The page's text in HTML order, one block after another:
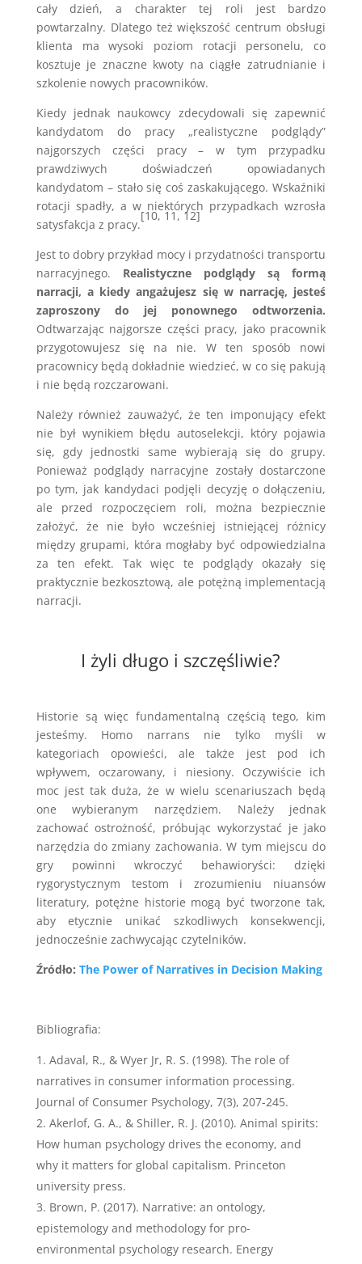
cały dzień, a charakter tej roli jest bardzo
powtarzalny. Dlatego też większość centrum obsługi
klienta ma wysoki poziom rotacji personelu, co
kosztuje je znaczne kwoty na ciągłe zatrudnianie i
szkolenie nowych pracowników.
Kiedy jednak naukowcy zdecydowali się zapewnić
kandydatom do pracy „realistyczne podglądy”
najgorszych części pracy – w tym przypadku
prawdziwych doświadczeń opowiadanych
kandydatom – stało się coś zaskakującego. Wskaźniki
rotacji spadły, a w niektórych przypadkach wzrosła
satysfakcja z pracy.
[10, 11, 12]
Jest to dobry przykład mocy i przydatności transportu
narracyjnego. Realistyczne podglądy są formą
narracji, a kiedy angażujesz się w narrację, jesteś
zaproszony do jej ponownego odtworzenia.
Odtwarzając najgorsze części pracy, jako pracownik
przygotowujesz się na nie. W ten sposób nowi
pracownicy będą dokładnie wiedzieć, w co się pakują
i nie będą rozczarowani.
Należy również zauważyć, że ten imponujący efekt
nie był wynikiem błędu autoselekcji, który pojawia
się, gdy jednostki same wybierają się do grupy.
Ponieważ podglądy narracyjne zostały dostarczone
po tym, jak kandydaci podjęli decyzję o dołączeniu,
ale przed rozpoczęciem roli, można bezpiecznie
założyć, że nie było wcześniej istniejącej różnicy
między grupami, która mogłaby być odpowiedzialna
za ten efekt. Tak więc te podglądy okazały się
praktycznie bezkosztową, ale potężną implementacją
narracji.
I żyli długo i szczęśliwie?
Historie są więc fundamentalną częścią tego, kim
jesteśmy. Homo narrans nie tylko myśli w
kategoriach opowieści, ale także jest pod ich
wpływem, oczarowany, i niesiony. Oczywiście ich
moc jest tak duża, że w wielu scenariuszach będą
one wybieranym narzędziem. Należy jednak
zachować ostrożność, próbując wykorzystać je jako
narzędzia do zmiany zachowania. W tym miejscu do
gry powinni wkroczyć behawioryści: dzięki
rygorystycznym testom i zrozumieniu niuansów
literatury, potężne historie mogą być tworzone tak,
aby etycznie unikać szkodliwych konsekwencji,
jednocześnie zachwycając czytelników.
Źródło: The Power of Narratives in Decision Making
Bibliografia:
Adaval, R., & Wyer Jr, R. S. (1998). The role of
narratives in consumer information processing.
Journal of Consumer Psychology, 7(3), 207-245.
Akerlof, G. A., & Shiller, R. J. (2010). Animal spirits:
How human psychology drives the economy, and
why it matters for global capitalism. Princeton
university press.
Brown, P. (2017). Narrative: an ontology,
epistemology and methodology for pro-
environmental psychology research. Energy